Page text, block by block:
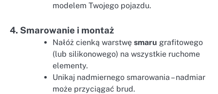
modelem Twojego pojazdu.
4. Smarowanie i montaż
Nałóż cienką warstwę smaru grafitowego
(lub silikonowego) na wszystkie ruchome
elementy.
Unikaj nadmiernego smarowania – nadmiar
może przyciągać brud.